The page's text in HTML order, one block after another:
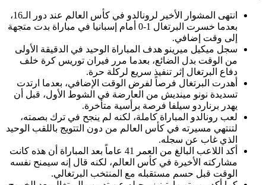
انتهى المشوار الأخير لرونالدو في كأس العالم عند دور الـ16،
بعدما خسرت البرتغال 1-0 أمام إسبانيا في مباراة بدت متجهة
إلى وقت إضافي.
سجل ميكيل ميرينو هدف المباراة الوحيد في الدقيقة الأولى
من الوقت بدل الضائع، بعدما مرر فيران توريس كرة خلف
دفاع البرتغال إثر تنفيذ سريع لركلة حرة.
أهدرت البرتغال فرصاً لفرض الوقت الإضافي، بعدما ارتدت
تسديدة نونو مينديش من العارضة في الشوط الأول، قبل أن
يهدر برناردو سيلفا فرصة برأسية متأخرة.
لعب رونالدو المباراة كاملة، لكنه لم ينجح في ترك بصمته،
لتنتهي مسيرته في كأس العالم من دون التتويج باللقب الوحيد
الذي غاب عن سجله.
أكد اللاعب البالغ من العمر 41 عاماً بعد المباراة أن هذه كانت
مشاركته الأخيرة في كأس العالم، لكنه قال إنه سيمنح نفسه
الوقت قبل حسم مستقبله مع المنتخب البرتغالي.